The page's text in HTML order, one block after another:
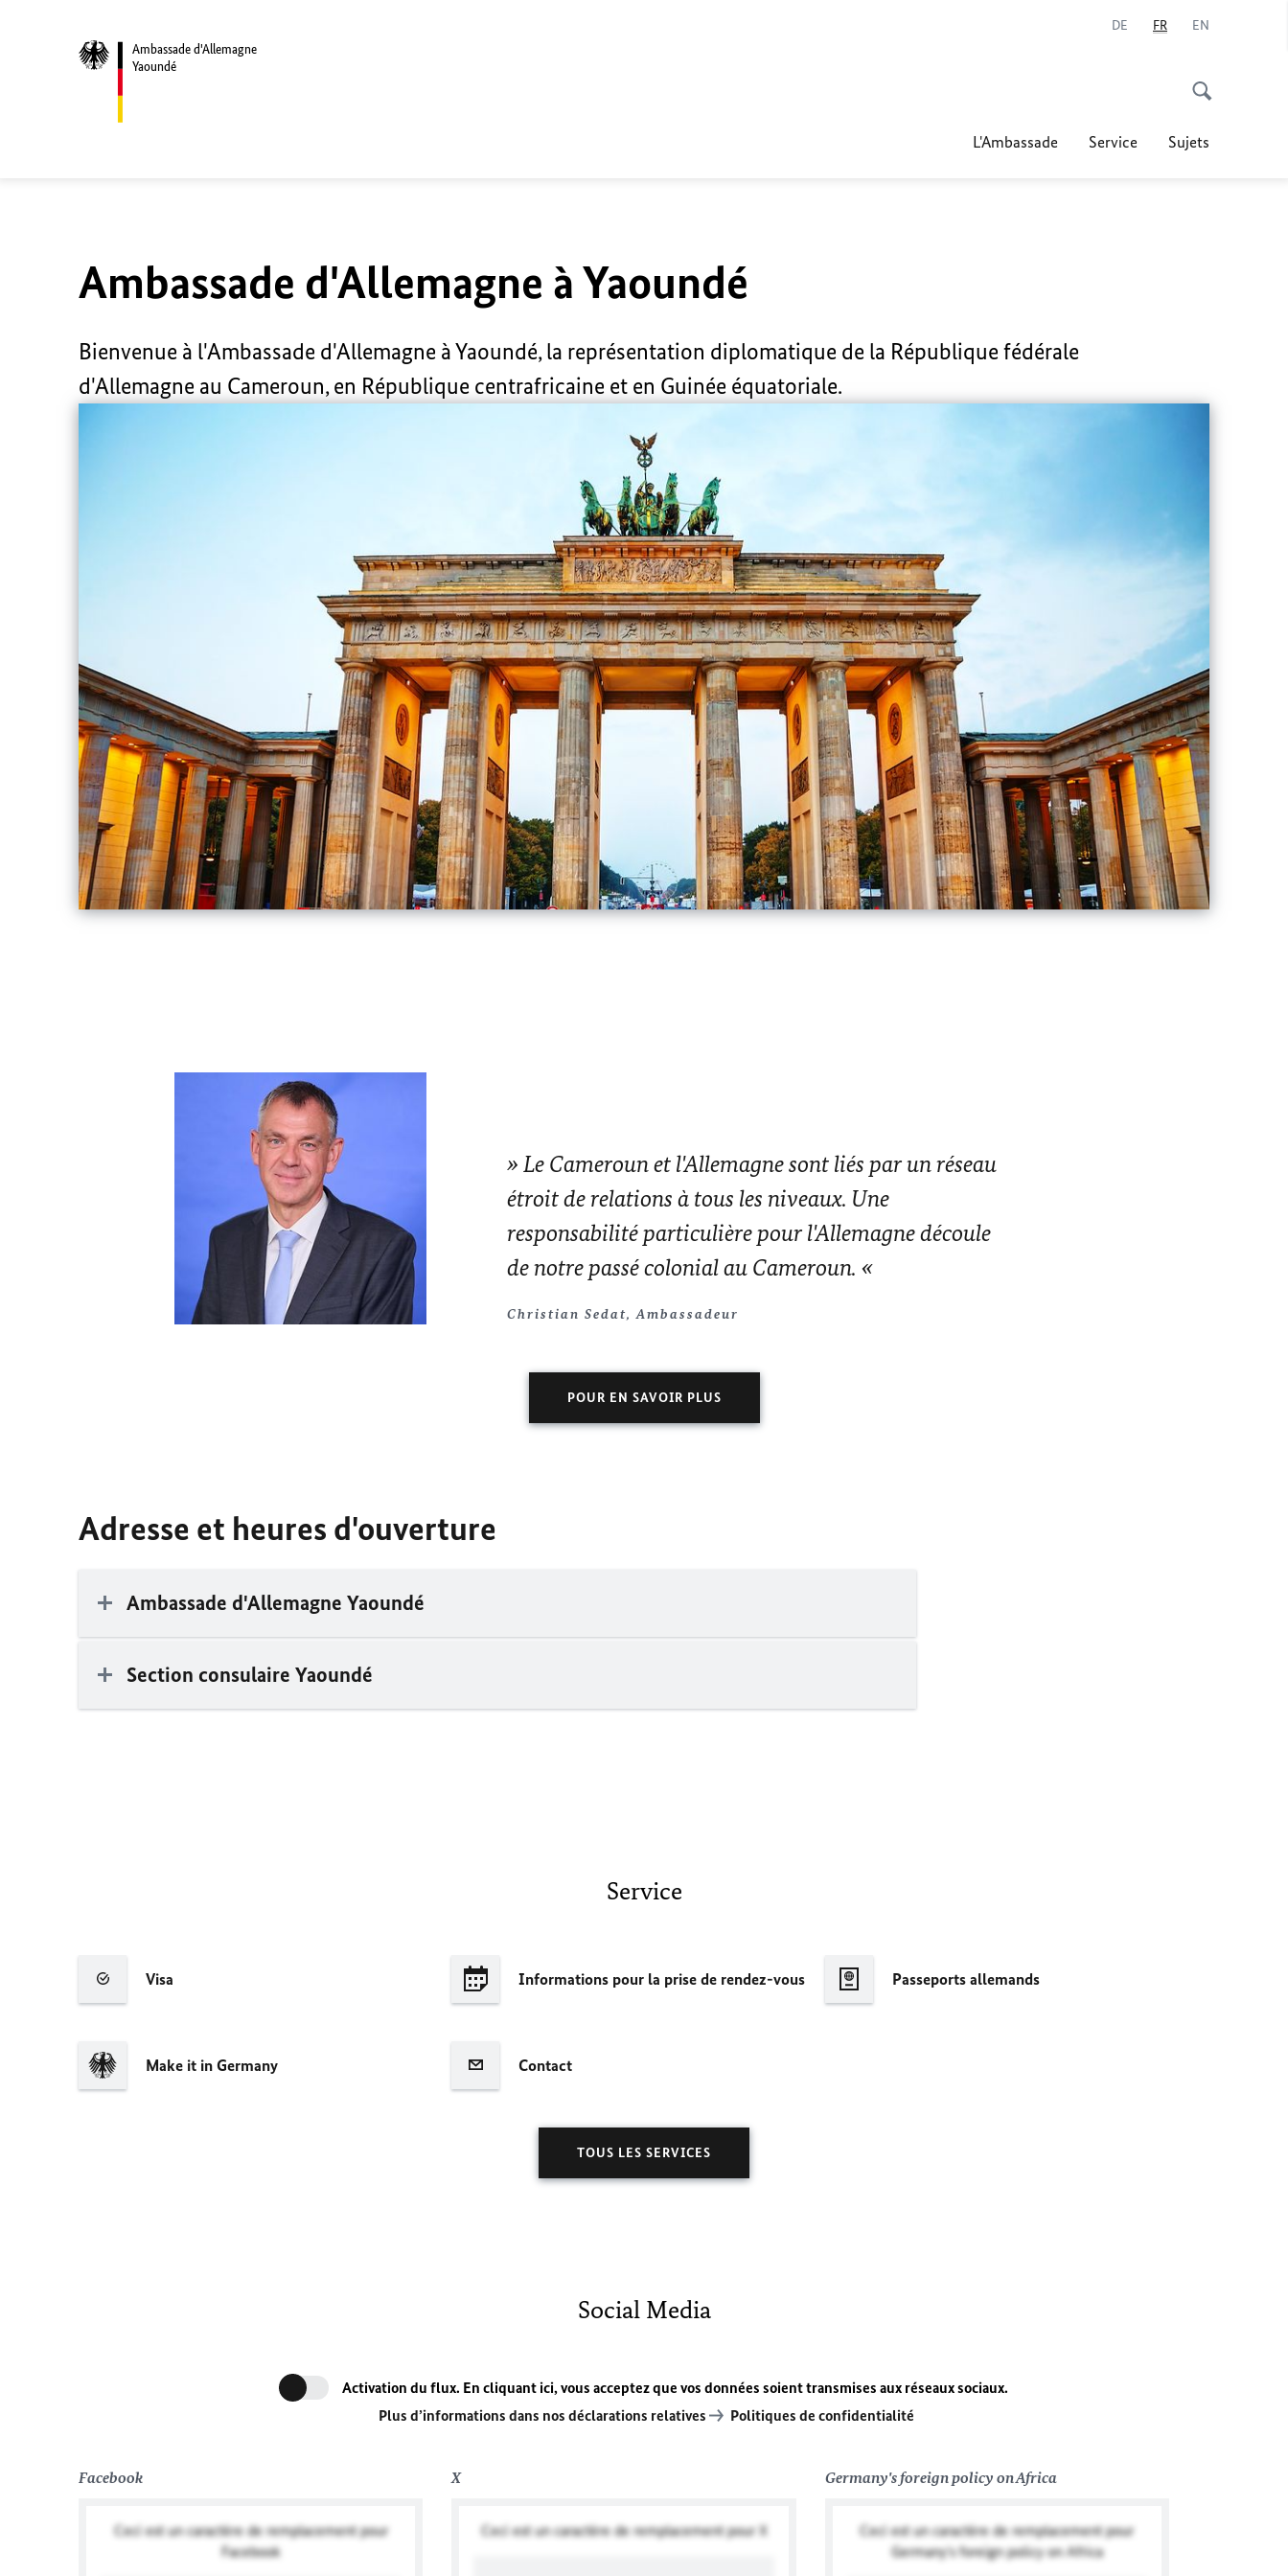
Ambassade d'Allemagne
Yaoundé
DE FR EN
L'Ambassade Service Sujets
Ambassade d'Allemagne à Yaoundé
Bienvenue à l'Ambassade d'Allemagne à Yaoundé, la représentation diplomatique de la République fédérale
d'Allemagne au Cameroun, en République centrafricaine et en Guinée équatoriale.
Le Cameroun et l'Allemagne sont liés par un réseau
étroit de relations à tous les niveaux. Une
responsabilité particulière pour l'Allemagne découle
de notre passé colonial au Cameroun.
Christian Sedat, Ambassadeur
POUR EN SAVOIR PLUS
Adresse et heures d'ouverture
Ambassade d'Allemagne Yaoundé
Section consulaire Yaoundé
Service
Visa Informations pour la prise de rendez-vous Passeports allemands
Make it in Germany Contact
TOUS LES SERVICES
Social Media
Activation du flux. En cliquant ici, vous acceptez que vos données soient transmises aux réseaux sociaux.
Plus d’informations dans nos déclarations relatives
Politiques de confidentialité
Facebook
Ceci est un caractère de remplacement pour
Facebook
X
Ceci est un caractère de remplacement pour X
Germany's foreign policy on Africa
Ceci est un caractère de remplacement pour
Germany's foreign policy on Africa